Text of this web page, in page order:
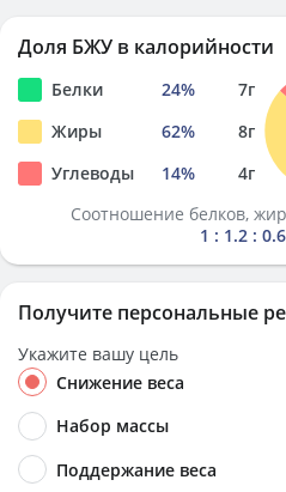
Доля БЖУ в калорийности
Белки 24% 7г
Жиры
62% 8г
Углеводы
14% 4г
Соотношение белков,
1 : 1.2 : 0.6
Получите персональные
Укажите вашу цель
Снижение веса
Набор массы
Поддержание веса